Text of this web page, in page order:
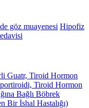
göz muayenesi Hipofiz
Guatr, Tiroid Hormon
Tiroid Hormon
Bağlı Böbrek
Bir İshal Hastalığı)